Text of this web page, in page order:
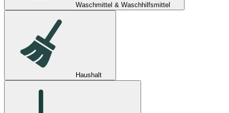
Waschmittel & Waschhilfsmittel
Haushalt